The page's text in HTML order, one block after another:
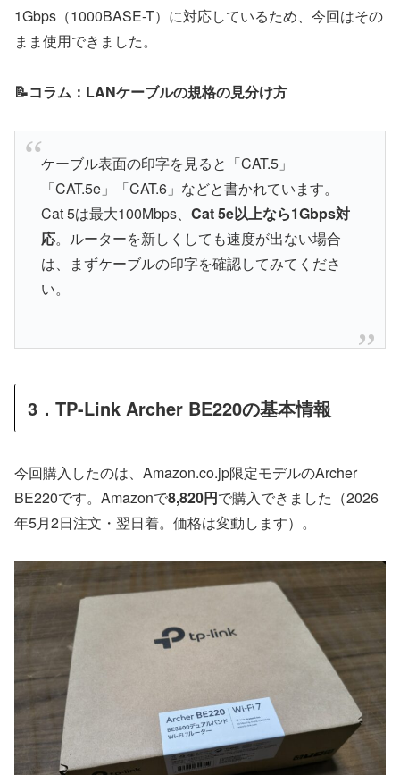
1Gbps（1000BASE-T）に対応しているため、今回はその
まま使用できました。
📝コラム：LANケーブルの規格の見分け方
ケーブル表面の印字を見ると「CAT.5」
「CAT.5e」「CAT.6」などと書かれています。
Cat 5は最大100Mbps、 Cat 5e以上なら1Gbps対
応。ルーターを新しくしても速度が出ない場合
は、まずケーブルの印字を確認してみてくださ
い。
3．TP-Link Archer BE220の基本情報
今回購入したのは、Amazon.co.jp限定モデルのArcher
BE220です。Amazonで8,820円で購入できました（2026
年5月2日注文・翌日着。価格は変動します）。